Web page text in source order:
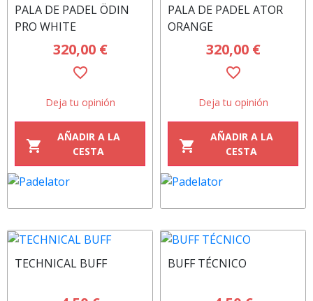
PALA DE PADEL ÖDIN
PRO WHITE
320,00 €
favorite_border
Deja tu opinión
shopping_cart
AÑADIR A LA
CESTA
PALA DE PADEL ATOR
ORANGE
320,00 €
favorite_border
Deja tu opinión
shopping_cart
AÑADIR A LA
CESTA
TECHNICAL BUFF BUFF TÉCNICO